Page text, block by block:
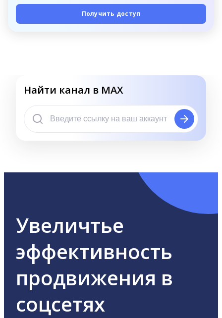
Получить доступ
Найти канал в MAX
Увеличтье
эффективность
продвижения в
соцсетях